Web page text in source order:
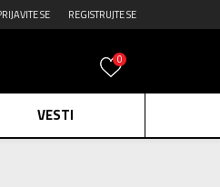
SE REGISTRUJTE SE
0
VESTI